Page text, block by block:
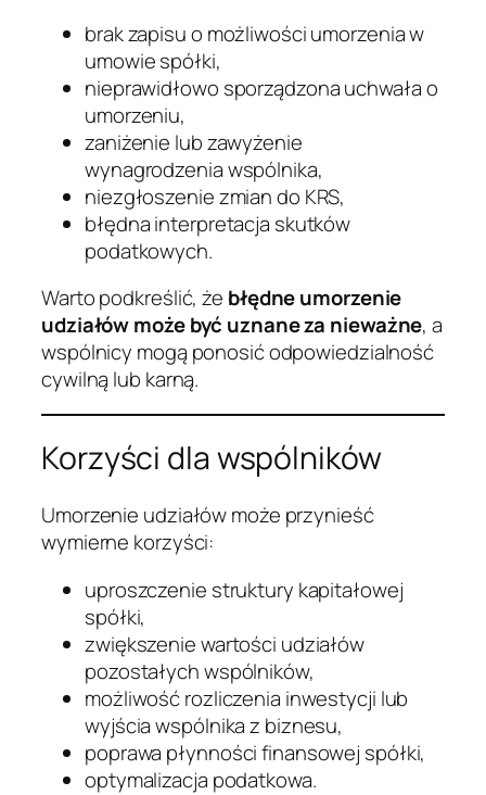
brak zapisu o możliwości umorzenia w
umowie spółki,
nieprawidłowo sporządzona uchwała o
umorzeniu,
zaniżenie lub zawyżenie
wynagrodzenia wspólnika,
niezgłoszenie zmian do KRS,
błędna interpretacja skutków
podatkowych.
Warto podkreślić, że błędne umorzenie
udziałów może być uznane za nieważne, a
wspólnicy mogą ponosić odpowiedzialność
cywilną lub karną.
Korzyści dla wspólników
Umorzenie udziałów może przynieść
wymierne korzyści:
uproszczenie struktury kapitałowej
spółki,
zwiększenie wartości udziałów
pozostałych wspólników,
możliwość rozliczenia inwestycji lub
wyjścia wspólnika z biznesu,
poprawa płynności finansowej spółki,
optymalizacja podatkowa.